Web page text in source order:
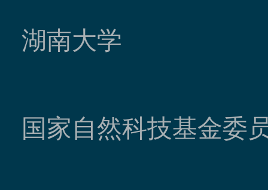
湖南大学
国家自然科技基金委